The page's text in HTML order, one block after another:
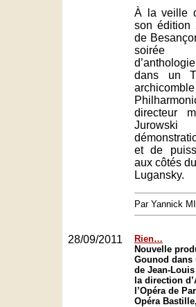
À la veille
son édition
de
soirée
dans un
directeur
et de
aux côtés
Lugansky.
Par Yannick
28/09/2011
Rien…
Nouvelle
Gounod dans
de Jean-
la direction
l’Opéra de
Opéra